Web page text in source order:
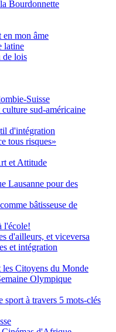
Bourdonnette
mon âme
latine
de lois
Suisse
sud-américaine
d'intégration
tous risques»
et Attitude
Lausanne pour des
bâtisseuse de
l'école!
d'ailleurs, et viceversa
et intégration
les Citoyens du Monde
Olympique
sport à travers 5 mots-clés